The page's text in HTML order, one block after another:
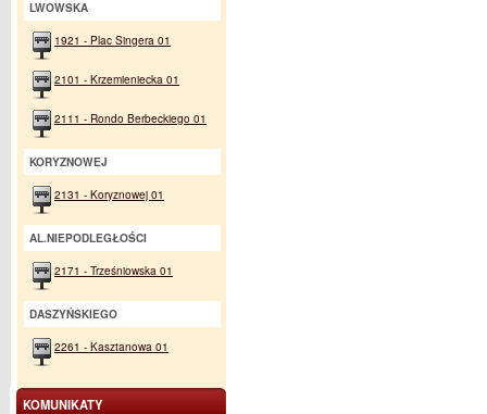
LWOWSKA
1921 - Plac Singera 01
2101 - Krzemieniecka 01
2111 - Rondo Berbeckiego 01
KORYZNOWEJ
2131 - Koryznowej 01
AL.NIEPODLEGŁOŚCI
2171 - Trześniowska 01
DASZYŃSKIEGO
2261 - Kasztanowa 01
KOMUNIKATY